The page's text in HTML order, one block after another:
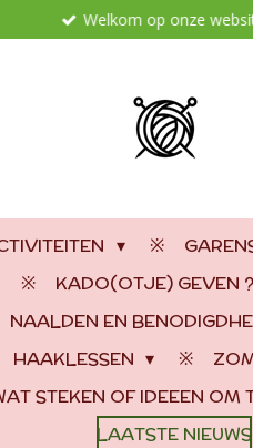
Welkom op onze
KADO(OTJE) GEVEN
NAALDEN EN
HAAKLESSEN
STEKEN OF IDEEEN OM
LAATSTE NIEUWS